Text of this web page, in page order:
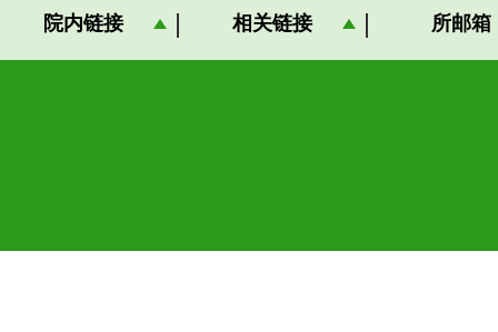
院内链接 相关链接 所邮箱